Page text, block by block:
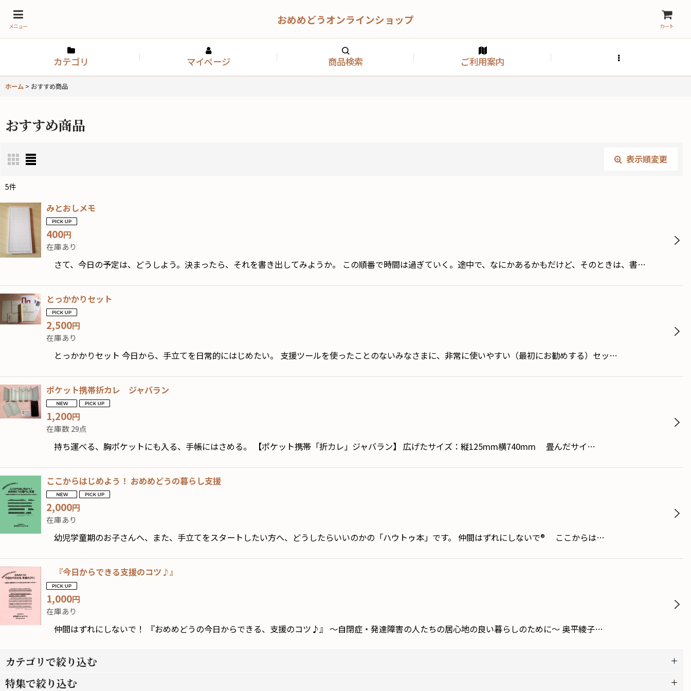
メニュー おめめどうオンラインショップ カート
カテゴリ マイページ 商品検索 ご利用案内
ホーム > おすすめ商品
おすすめ商品
表示順変更
表示数:
並び順
絞り込む
閉じる
5件
みとおしメモ
400円
在庫あり
さて、今日の予定は、どうしよう。決まったら、それを書き出してみようか。 この順番で時間は過ぎていく。途中で、なにかあるかもだけど、そのときは、書…
とっかかりセット
2,500円
在庫あり
とっかかりセット 今日から、手立てを日常的にはじめたい。 支援ツールを使ったことのないみなさまに、非常に使いやすい（最初にお勧めする）セッ…
ポケット携帯折カレ ジャバラン
1,200円
在庫数 29点
持ち運べる、胸ポケットにも入る、手帳にはさめる。 【ポケット携帯「折カレ」ジャバラン】 広げたサイズ：縦125mm横740mm 畳んだサイ…
ここからはじめよう！ おめめどうの暮らし支援
2,000円
在庫あり
幼児学童期のお子さんへ、また、手立てをスタートしたい方へ、どうしたらいいのかの「ハウトゥ本」です。 仲間はずれにしないで®️ ここからは…
『今日からできる支援のコツ♪』
1,000円
在庫あり
仲間はずれにしないで！ 『おめめどうの今日からできる、支援のコツ♪』 〜自閉症・発達障害の人たちの居心地の良い暮らしのために〜 奥平綾子…
カテゴリで絞り込む
特集で絞り込む